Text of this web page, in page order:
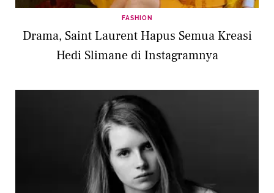
FASHION
Drama, Saint Laurent Hapus Semua Kreasi
Hedi Slimane di Instagramnya